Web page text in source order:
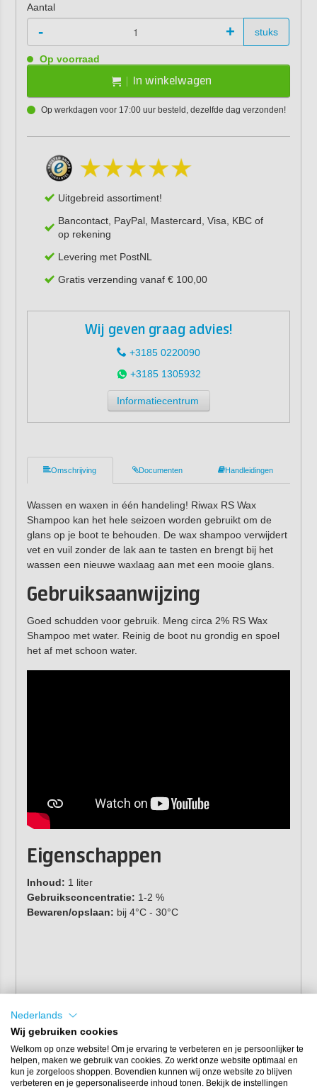
Aantal
- + stuks
Op voorraad
In winkelwagen
Op werkdagen voor 17:00 uur besteld, dezelfde dag verzonden!
Uitgebreid assortiment!
Bancontact, PayPal, Mastercard, Visa, KBC of
op rekening
Levering met PostNL
Gratis verzending vanaf € 100,00
Wij geven graag advies!
+3185 0220090
+3185 1305932
Informatiecentrum
Omschrijving Documenten Handleidingen
Wassen en waxen in één handeling! Riwax RS Wax
Shampoo kan het hele seizoen worden gebruikt om de
glans op je boot te behouden. De wax shampoo verwijdert
vet en vuil zonder de lak aan te tasten en brengt bij het
wassen een nieuwe waxlaag aan met een mooie glans.
Gebruiksaanwijzing
Goed schudden voor gebruik. Meng circa 2% RS Wax
Shampoo met water. Reinig de boot nu grondig en spoel
het af met schoon water.
Eigenschappen
Inhoud: 1 liter
Gebruiksconcentratie: 1-2 %
Bewaren/opslaan: bij 4°C - 30°C
Nederlands
Wij gebruiken cookies
Welkom op onze website! Om je ervaring te verbeteren en je persoonlijker te
helpen, maken we gebruik van cookies. Zo werkt onze website optimaal en
kun je zorgeloos shoppen. Bovendien kunnen wij onze website zo blijven
verbeteren en je gepersonaliseerde inhoud tonen. Bekijk de instellingen